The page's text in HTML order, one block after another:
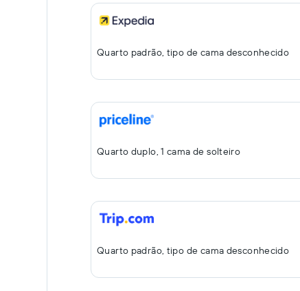
Quarto padrão, tipo de cama desconhecido
Quarto duplo, 1 cama de solteiro
Quarto padrão, tipo de cama desconhecido